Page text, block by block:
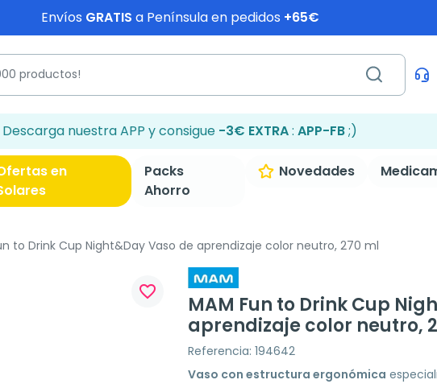
Envíos GRATIS a Península en pedidos +65€
Descarga nuestra APP y consigue -3€ EXTRA: APP-FB;)
en
Packs
Ahorro
Novedades
to Drink Cup Night&Day Vaso de aprendizaje color neutro, 270 ml
favorite_border
MAM Fun to Drink Cup
aprendizaje color neutro,
Referencia: 194642
Vaso con estructura ergonómica